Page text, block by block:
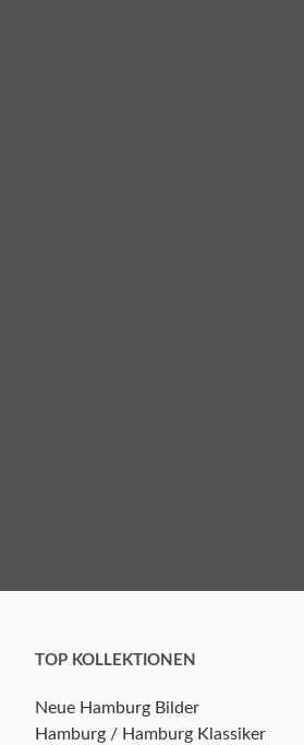
TOP KOLLEKTIONEN
Neue Hamburg Bilder
Hamburg / Hamburg Klassiker